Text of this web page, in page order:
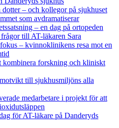
dotter – och kollegor på sjukhuset
som avdramatiserar
– en dag på ortopeden
till AT-läkaren Sara
– kvinnoklinikens resa mot en
kombinera forskning och kliniskt
till sjukhusmiljöns alla
medarbetare i projekt för att
för AT-läkare på Danderyds